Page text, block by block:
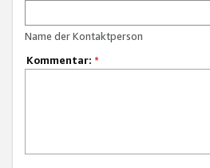
Name der Kontaktperson
Kommentar: *